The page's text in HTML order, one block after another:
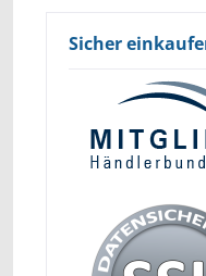
Sicher